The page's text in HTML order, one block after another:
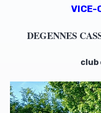
VICE-
DEGENNES
club